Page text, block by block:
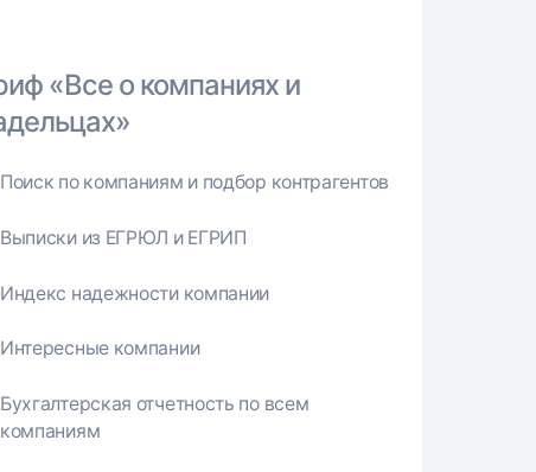
«Все о компаниях и
Поиск по компаниям и подбор контрагентов
Выписки из ЕГРЮЛ и ЕГРИП
Индекс надежности компании
Интересные компании
Бухгалтерская отчетность по всем
компаниям